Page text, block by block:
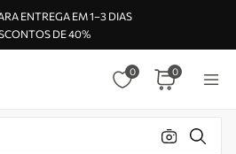
ENTREGA EM 1–3 DIAS
DE 40%
0 0